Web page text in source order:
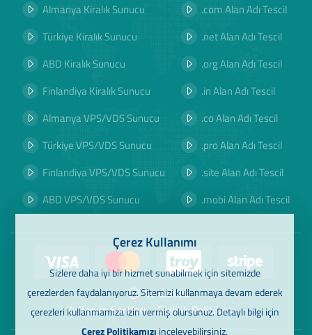
Almanya Kiralık Sunucu
Türkiye Kiralık Sunucu
ABD Kiralık Sunucu
Finlandiya Kiralık Sunucu
Almanya VPS/VDS Sunucu
Türkiye VPS/VDS Sunucu
Finlandiya VPS/VDS Sunucu
ABD VPS/VDS Sunucu
.com Alan Adı Tescil
.net Alan Adı Tescil
.org Alan Adı Tescil
.in Alan Adı Tescil
.co Alan Adı Tescil
.pro Alan Adı Tescil
.site Alan Adı Tescil
.mobi Alan Adı Tescil
Ve dahası
Kullanım Şartları
Gizlilik Politikası
Çerez Kullanımı
Sizlere daha iyi bir hizmet sunabilmek için sitemizde
çerezlerden faydalanıyoruz. Sitemizi kullanmaya devam ederek
çerezleri kullanmamıza izin vermiş olursunuz. Detaylı bilgi için
Çerez Politikamızı inceleyebilirsiniz.